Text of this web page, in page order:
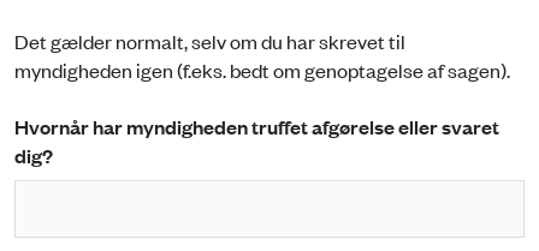
Det gælder normalt, selv om du har skrevet til
myndigheden igen (f.eks. bedt om genoptagelse af sagen).
Hvornår har myndigheden truffet afgørelse eller svaret
dig?